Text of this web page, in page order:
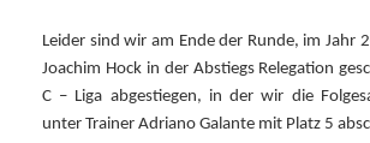
Leider sind wir am Ende der Runde, im Jahr
Joachim Hock in der Abstiegs Relegation
C – Liga abgestiegen, in der wir die
unter Trainer Adriano Galante mit Platz 5